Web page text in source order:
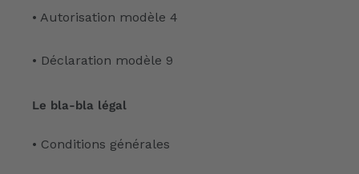
• Autorisation modèle 4
• Déclaration modèle 9
Le bla-bla légal
• Conditions générales